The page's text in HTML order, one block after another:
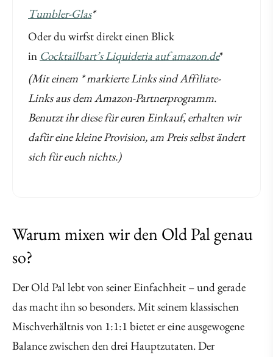
Tumbler-Glas*
Oder du wirfst direkt einen Blick
in Cocktailbart’s Liquideria auf amazon.de*
(Mit einem * markierte Links sind Affiliate-
Links aus dem Amazon-Partnerprogramm.
Benutzt ihr diese für euren Einkauf, erhalten wir
dafür eine kleine Provision, am Preis selbst ändert
sich für euch nichts.)
Warum mixen wir den Old Pal genau
so?
Der Old Pal lebt von seiner Einfachheit – und gerade
das macht ihn so besonders. Mit seinem klassischen
Mischverhältnis von 1:1:1 bietet er eine ausgewogene
Balance zwischen den drei Hauptzutaten. Der